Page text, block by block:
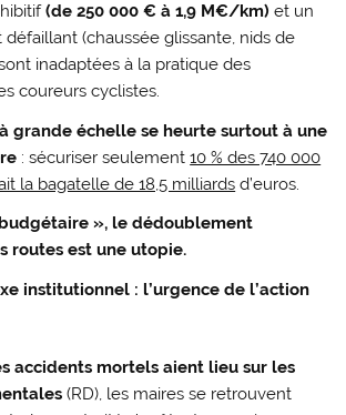
(de 250 000 € à 1,9 M€/km) et un
(chaussée glissante, nids de
inadaptées à la pratique des
coureurs cyclistes.
grande échelle se heurte surtout à une
: sécuriser seulement10 % des 740 000
la bagatelle de 18,5 milliards d’euros.
», le dédoublement
routes est une utopie.
institutionnel : l’urgence de l’action
accidents mortels aient lieu sur les
(RD), les maires se retrouvent